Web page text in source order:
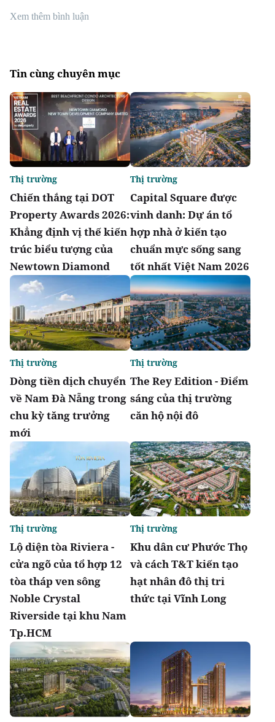
Xem thêm bình luận
Tin cùng chuyên mục
Chiến thắng tại DOT
Property Awards 2026:
Khẳng định vị thế kiến
trúc biểu tượng của
Newtown Diamond
Thị trường
Capital Square được
vinh danh: Dự án tổ
hợp nhà ở kiến tạo
chuẩn mực sống sang
tốt nhất Việt Nam 2026
Thị trường
Dòng tiền dịch chuyển
về Nam Đà Nẵng trong
chu kỳ tăng trưởng
mới
Thị trường
The Rey Edition - Điểm
sáng của thị trường
căn hộ nội đô
Thị trường
Lộ diện tòa Riviera -
cửa ngõ của tổ hợp 12
tòa tháp ven sông
Noble Crystal
Riverside tại khu Nam
Tp.HCM
Thị trường
Khu dân cư Phước Thọ
và cách T&T kiến tạo
hạt nhân đô thị tri
thức tại Vĩnh Long
Thị trường